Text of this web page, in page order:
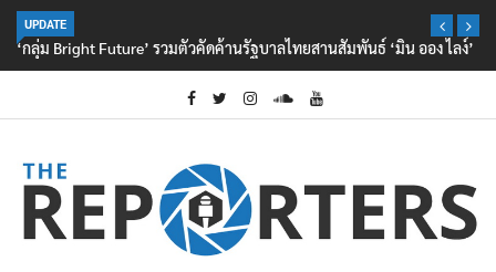
UPDATE
‘กลุ่ม Bright Future’ รวมตัวคัดค้านรัฐบาลไทยสานสัมพันธ์ ‘มิน ออง ไลง์’